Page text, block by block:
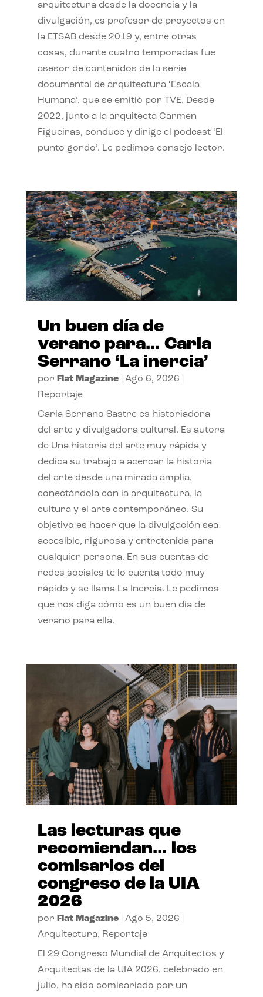
arquitectura desde la docencia y la
divulgación, es profesor de proyectos en
la ETSAB desde 2019 y, entre otras
cosas, durante cuatro temporadas fue
asesor de contenidos de la serie
documental de arquitectura ‘Escala
Humana’, que se emitió por TVE. Desde
2022, junto a la arquitecta Carmen
Figueiras, conduce y dirige el podcast ‘El
punto gordo’. Le pedimos consejo lector.
Un buen día de
verano para… Carla
Serrano ‘La inercia’
por Flat Magazine| Ago 6, 2026
Reportaje
Carla Serrano Sastre es historiadora
del arte y divulgadora cultural. Es autora
de Una historia del arte muy rápida y
dedica su trabajo a acercar la historia
del arte desde una mirada amplia,
conectándola con la arquitectura, la
cultura y el arte contemporáneo. Su
objetivo es hacer que la divulgación sea
accesible, rigurosa y entretenida para
cualquier persona. En sus cuentas de
redes sociales te lo cuenta todo muy
rápido y se llama La Inercia. Le pedimos
que nos diga cómo es un buen día de
verano para ella.
Las lecturas que
recomiendan… los
comisarios del
congreso de la UIA
2026
por Flat Magazine| Ago 5, 2026
Arquitectura, Reportaje
El 29 Congreso Mundial de Arquitectos y
Arquitectas de la UIA 2026, celebrado en
julio, ha sido comisariado por un